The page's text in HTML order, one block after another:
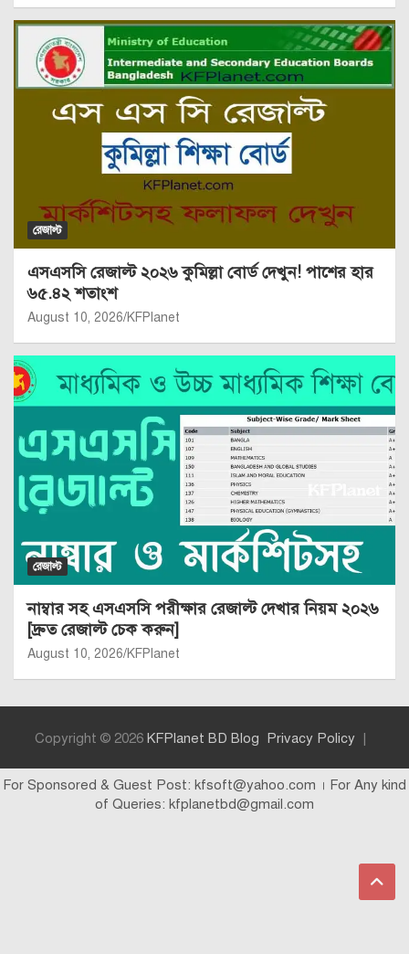
রেজাল্ট
এসএসসি রেজাল্ট ২০২৬ কুমিল্লা বোর্ড দেখুন! পাশের হার
৬৫.৪২ শতাংশ
August 10, 2026 KFPlanet
রেজাল্ট
নাম্বার সহ এসএসসি পরীক্ষার রেজাল্ট দেখার নিয়ম ২০২৬
[দ্রুত রেজাল্ট চেক করুন]
August 10, 2026 KFPlanet
Copyright © 2026 KFPlanet BD Blog Privacy Policy
For Sponsored & Guest Post: kfsoft@yahoo.com । For Any kind
of Queries: kfplanetbd@gmail.com